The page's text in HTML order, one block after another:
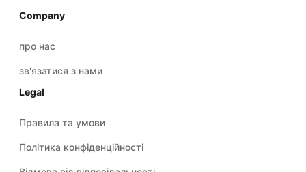
Company
про нас
зв'язатися з нами
Legal
Правила та умови
Політика конфіденційності